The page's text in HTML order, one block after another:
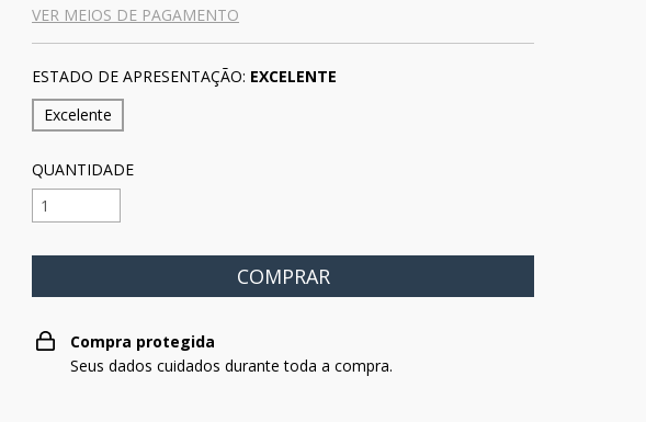
VER MEIOS DE PAGAMENTO
ESTADO DE APRESENTAÇÃO: EXCELENTE
Excelente
QUANTIDADE
Compra protegida
Seus dados cuidados durante toda a compra.